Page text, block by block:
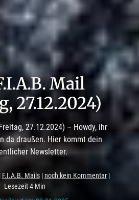
Mail
27.12.2024)
27.12.2024) – Howdy, ihr
da draußen. Hier kommt dein
Newsletter.
F.I.A.B. Mails|noch kein Kommentar|
Lesezeit 4 Min